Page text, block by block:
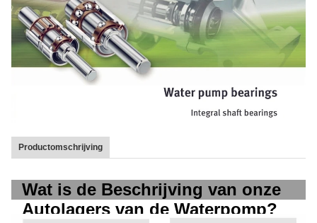
Productomschrijving
Wat is de Beschrijving van onze
Autolagers van de Waterpomp?